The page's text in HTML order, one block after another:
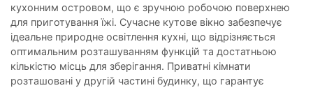
кухонним островом, що є зручною робочою поверхнею
для приготування їжі. Сучасне кутове вікно забезпечує
ідеальне природне освітлення кухні, що відрізняється
оптимальним розташуванням функцій та достатньою
кількістю місць для зберігання. Приватні кімнати
розташовані у другій частині будинку, що гарантує